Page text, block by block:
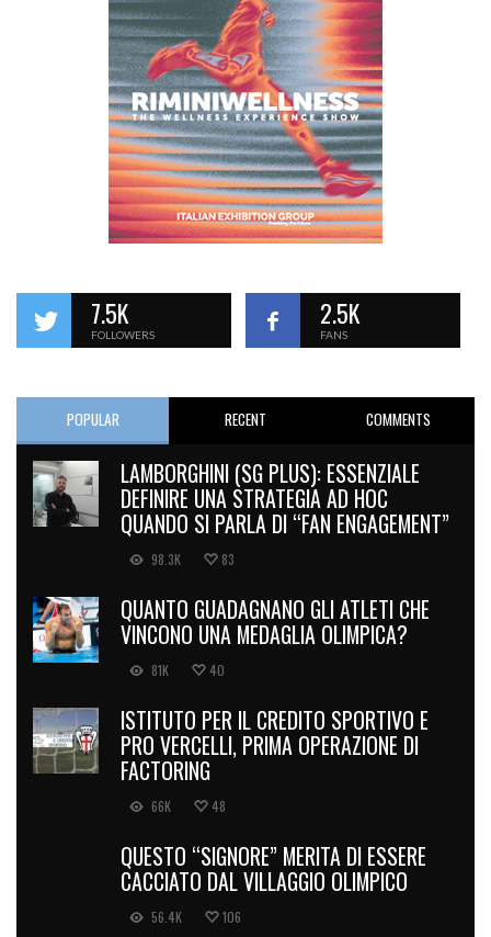
7.5K
FOLLOWERS
2.5K
FANS
POPULAR RECENT COMMENTS
LAMBORGHINI (SG PLUS): ESSENZIALE
DEFINIRE UNA STRATEGIA AD HOC
QUANDO SI PARLA DI “FAN ENGAGEMENT”
98.3K 83
QUANTO GUADAGNANO GLI ATLETI CHE
VINCONO UNA MEDAGLIA OLIMPICA?
81K 40
ISTITUTO PER IL CREDITO SPORTIVO E
PRO VERCELLI, PRIMA OPERAZIONE DI
FACTORING
66K 48
QUESTO “SIGNORE” MERITA DI ESSERE
CACCIATO DAL VILLAGGIO OLIMPICO
56.4K 106